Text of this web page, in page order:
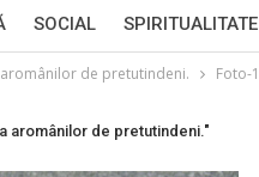
SOCIAL SPIRITUALITATE
aromânilor de pretutindeni. Foto-1
aromânilor de pretutindeni."